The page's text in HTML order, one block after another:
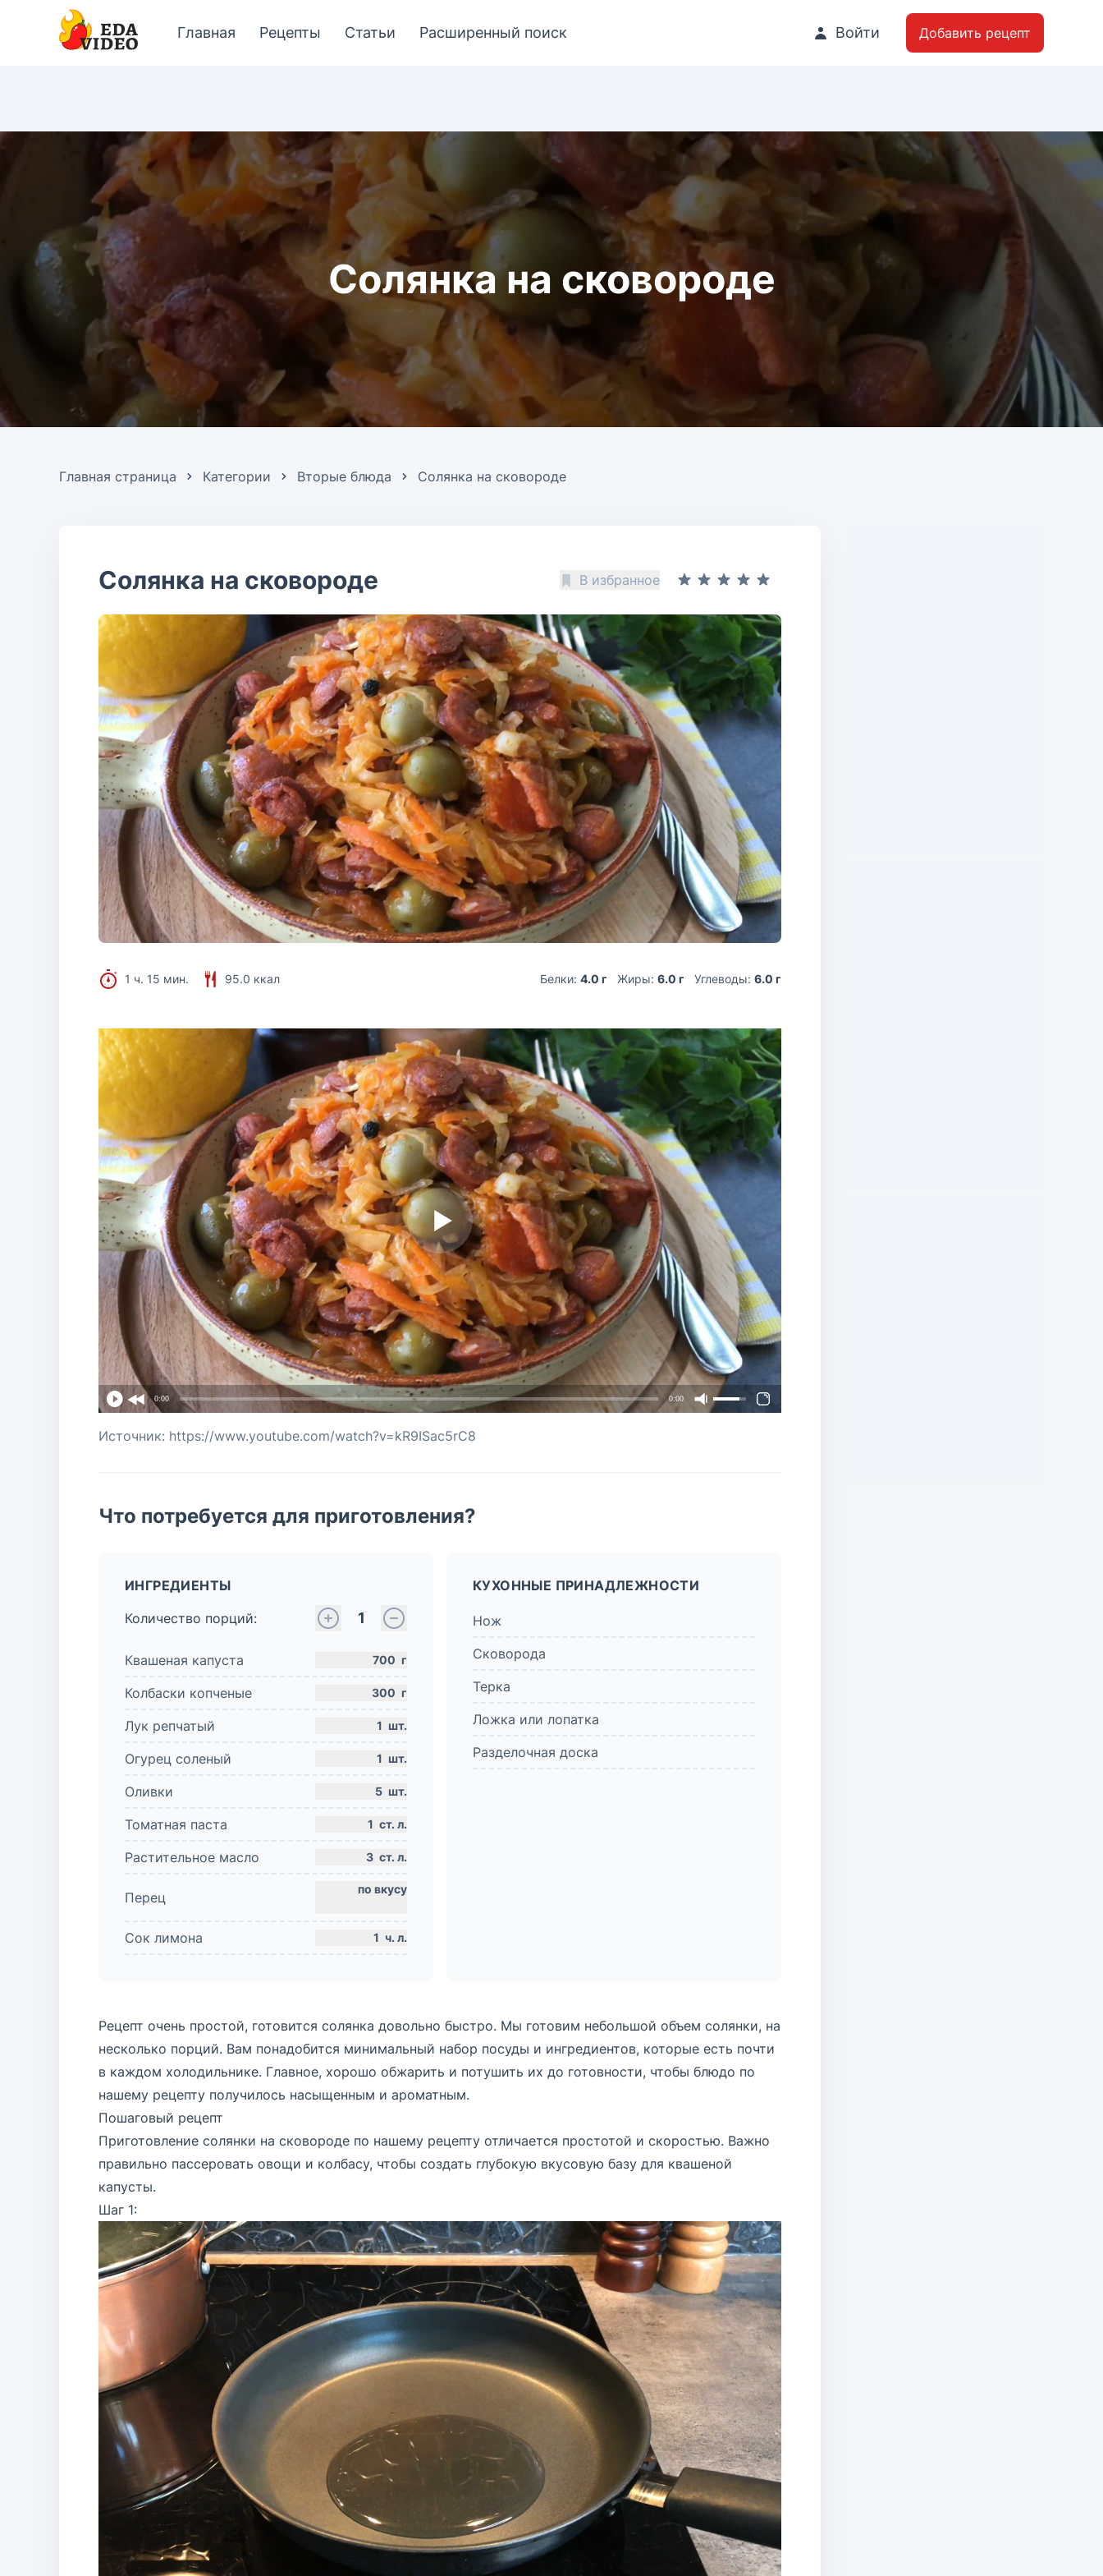
Главная Рецепты Статьи Расширенный поиск Войти Добавить рецепт
Солянка на сковороде
Главная страница Категории Вторые блюда Солянка на сковороде
Солянка на сковороде В избранное
1 ч. 15 мин. 95.0 ккал Белки: 4.0 г Жиры: 6.0 г Углеводы: 6.0 г
0:00 0:00
Источник: https://www.youtube.com/watch?v=kR9ISac5rC8
Что потребуется для приготовления?
ИНГРЕДИЕНТЫ
Количество порций:
1
Квашеная капуста 700 г
Колбаски копченые 300 г
Лук репчатый 1 шт.
Огурец соленый 1 шт.
Оливки 5 шт.
Томатная паста 1 ст. л.
Растительное масло 3 ст. л.
Перец
Сок лимона 1 ч. л.
КУХОННЫЕ ПРИНАДЛЕЖНОСТИ
Нож
Сковорода
Терка
Ложка или лопатка
Разделочная доска
Рецепт очень простой, готовится солянка довольно быстро. Мы готовим небольшой объем солянки, на
несколько порций. Вам понадобится минимальный набор посуды и ингредиентов, которые есть почти
в каждом холодильнике. Главное, хорошо обжарить и потушить их до готовности, чтобы блюдо по
нашему рецепту получилось насыщенным и ароматным.
Пошаговый рецепт
Приготовление солянки на сковороде по нашему рецепту отличается простотой и скоростью. Важно
правильно пассеровать овощи и колбасу, чтобы создать глубокую вкусовую базу для квашеной
капусты.
Шаг 1: